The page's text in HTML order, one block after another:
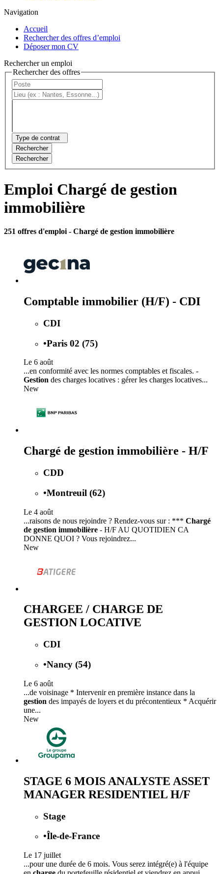
Navigation
Accueil
Rechercher des offres d’emploi
Déposer mon CV
Rechercher un emploi
Rechercher des offres
Type de contrat
Rechercher
Rechercher
Emploi Chargé de gestion
immobilière
251 offres d'emploi - Chargé de gestion immobilière
Comptable immobilier (H/F) - CDI
CDI
•Paris 02 (75)
Le 6 août
...en conformité avec les normes comptables et fiscales. -
Gestion des charges locatives : gérer les charges locatives...
New
Chargé de gestion immobilière - H/F
CDD
•Montreuil (62)
Le 4 août
...raisons de nous rejoindre ? Rendez-vous sur : *** Chargé
de gestion immobilière - H/F AU QUOTIDIEN CA
DONNE QUOI ? Vous rejoindrez...
New
CHARGEE / CHARGE DE
GESTION LOCATIVE
CDI
•Nancy (54)
Le 6 août
...de voisinage * Intervenir en première instance dans la
gestion des impayés de loyers et du précontentieux * Acquérir
une...
New
STAGE 6 MOIS ANALYSTE ASSET
MANAGER RESIDENTIEL H/F
Stage
•Île-de-France
Le 17 juillet
...pour une durée de 6 mois. Vous serez intégré(e) à l'équipe